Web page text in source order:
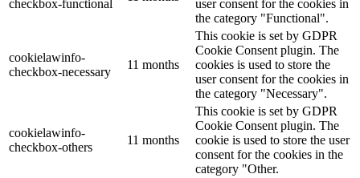
checkbox-functional
user consent for the cookies in
the category "Functional".
cookielawinfo-
checkbox-necessary
11 months
This cookie is set by GDPR
Cookie Consent plugin. The
cookies is used to store the
user consent for the cookies in
the category "Necessary".
cookielawinfo-
checkbox-others
11 months
This cookie is set by GDPR
Cookie Consent plugin. The
cookie is used to store the user
consent for the cookies in the
category "Other.